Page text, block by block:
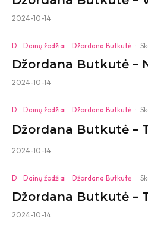
2024-10-14
D Dainų žodžiai Džordana Butkutė ·
Džordana Butkutė –
2024-10-14
D Dainų žodžiai Džordana Butkutė ·
Džordana Butkutė –
2024-10-14
D Dainų žodžiai Džordana Butkutė ·
Džordana Butkutė –
2024-10-14